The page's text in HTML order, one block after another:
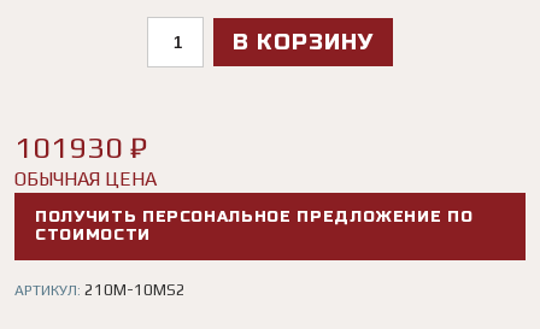
В КОРЗИНУ
101930 ₽
ОБЫЧНАЯ ЦЕНА
ПОЛУЧИТЬ ПЕРСОНАЛЬНОЕ ПРЕДЛОЖЕНИЕ ПО
СТОИМОСТИ
АРТИКУЛ: 210M-10MS2